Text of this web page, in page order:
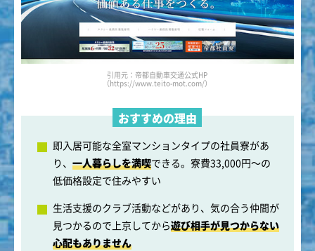
引用元：帝都自動車交通公式HP
（https://www.teito-mot.com/）
おすすめの理由
即入居可能な全室マンションタイプの社員寮があ
り、 一人暮らしを満喫できる。寮費33,000円～の
低価格設定で住みやすい
生活支援のクラブ活動などがあり、気の合う仲間が
見つかるので上京してから遊び相手が見つからない
心配もありません